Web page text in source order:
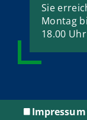
Sie
Montag
18.00 Uhr
Impressum